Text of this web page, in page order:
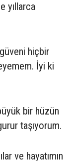
yıllarca
hiçbir
İyi ki
bir hüzün
taşıyorum.
ve hayatımın